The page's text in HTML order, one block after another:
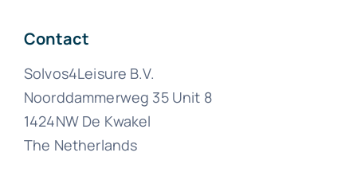
Contact
Solvos4Leisure B.V.
Noorddammerweg 35 Unit 8
1424NW De Kwakel
The Netherlands